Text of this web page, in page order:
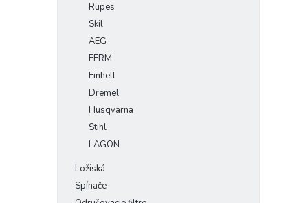
Rupes
Skil
AEG
FERM
Einhell
Dremel
Husqvarna
Stihl
LAGON
Ložiská
Spínače